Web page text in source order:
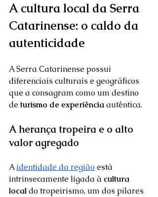
A cultura local da Serra
Catarinense: o caldo da
autenticidade
A Serra Catarinense possui
diferenciais culturais e geográficos
que a consagram como um destino
de turismo de experiência autêntica.
A herança tropeira e o alto
valor agregado
A identidade da região está
intrinsecamente ligada à cultura
local do tropeirismo, um dos pilares